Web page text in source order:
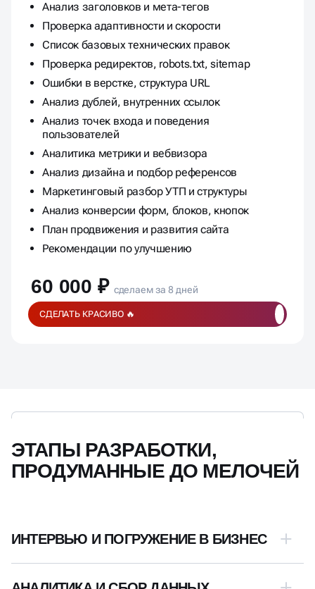
Проверка индексации и структуры сайта
Анализ заголовков и мета-тегов
Проверка адаптивности и скорости
Список базовых технических правок
Проверка редиректов, robots.txt, sitemap
Ошибки в верстке, структура URL
Анализ дублей, внутренних ссылок
Анализ точек входа и поведения
пользователей
Аналитика метрики и вебвизора
Анализ дизайна и подбор референсов
Маркетинговый разбор УТП и структуры
Анализ конверсии форм, блоков, кнопок
План продвижения и развития сайта
60 000 ₽ сделаем за 8 дней
ЭТАПЫ РАЗРАБОТКИ,
ИНТЕРВЬЮ И ПОГРУЖЕНИЕ В БИЗНЕС